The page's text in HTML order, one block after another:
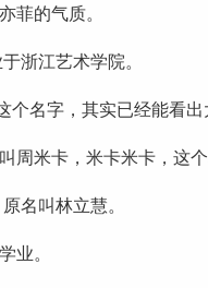
菲的气质。
浙江艺术学院。
个名字，其实已经能看出
周米卡，米卡米卡，这
名叫林立慧。
业。